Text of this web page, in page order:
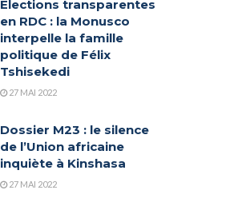
Elections transparentes
en RDC : la Monusco
interpelle la famille
politique de Félix
Tshisekedi
27 MAI 2022
Dossier M23 : le silence
de l’Union africaine
inquiète à Kinshasa
27 MAI 2022